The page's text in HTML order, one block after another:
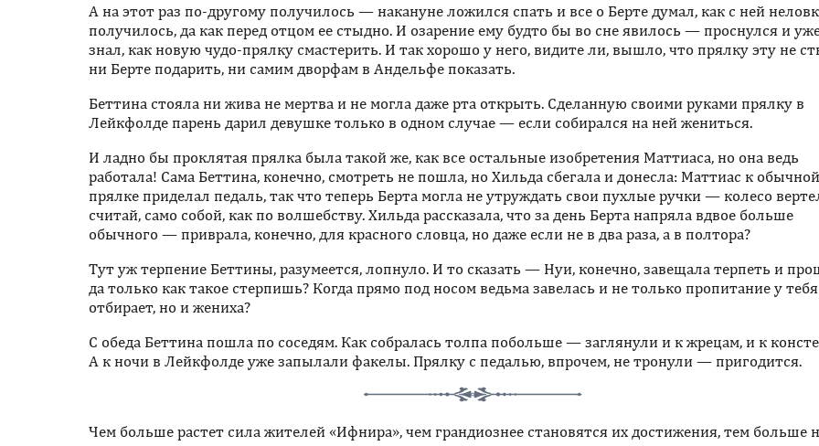
А на этот раз по-другому получилось — накануне ложился спать и все о Берте думал, как с ней
получилось, да как перед отцом ее стыдно. И озарение ему будто бы во сне явилось — проснулся и
знал, как новую чудо-прялку смастерить. И так хорошо у него, видите ли, вышло, что прялку эту не
ни Берте подарить, ни самим дворфам в Андельфе показать.
Беттина стояла ни жива не мертва и не могла даже рта открыть. Сделанную своими руками прялку в
Лейкфолде парень дарил девушке только в одном случае — если собирался на ней жениться.
И ладно бы проклятая прялка была такой же, как все остальные изобретения Маттиаса, но она ведь
работала! Сама Беттина, конечно, смотреть не пошла, но Хильда сбегала и донесла: Маттиас к обычной
прялке приделал педаль, так что теперь Берта могла не утруждать свои пухлые ручки — колесо
считай, само собой, как по волшебству. Хильда рассказала, что за день Берта напряла вдвое больше
обычного — приврала, конечно, для красного словца, но даже если не в два раза, а в полтора?
Тут уж терпение Беттины, разумеется, лопнуло. И то сказать — Нуи, конечно, завещала терпеть и
да только как такое стерпишь? Когда прямо под носом ведьма завелась и не только пропитание у тебя
отбирает, но и жениха?
С обеда Беттина пошла по соседям. Как собралась толпа побольше — заглянули и к жрецам, и к
А к ночи в Лейкфолде уже запылали факелы. Прялку с педалью, впрочем, не тронули — пригодится.
Чем больше растет сила жителей «Ифнира», чем грандиознее становятся их достижения, тем больше